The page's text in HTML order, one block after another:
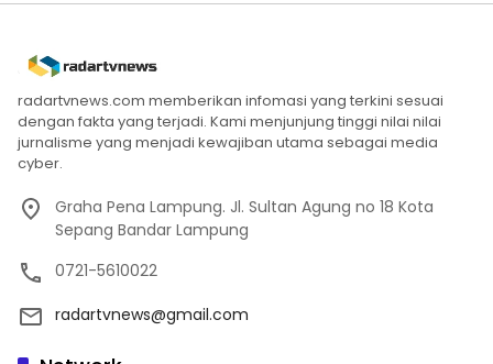
radartvnews.com memberikan infomasi yang terkini sesuai
dengan fakta yang terjadi. Kami menjunjung tinggi nilai nilai
jurnalisme yang menjadi kewajiban utama sebagai media
cyber.
Graha Pena Lampung. Jl. Sultan Agung no 18 Kota
Sepang Bandar Lampung
0721-5610022
radartvnews@gmail.com